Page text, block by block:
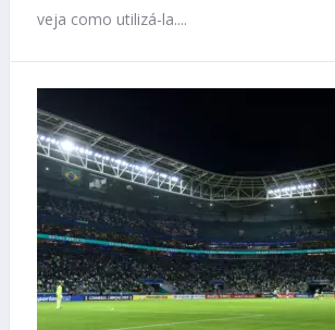
veja como utilizá-la....